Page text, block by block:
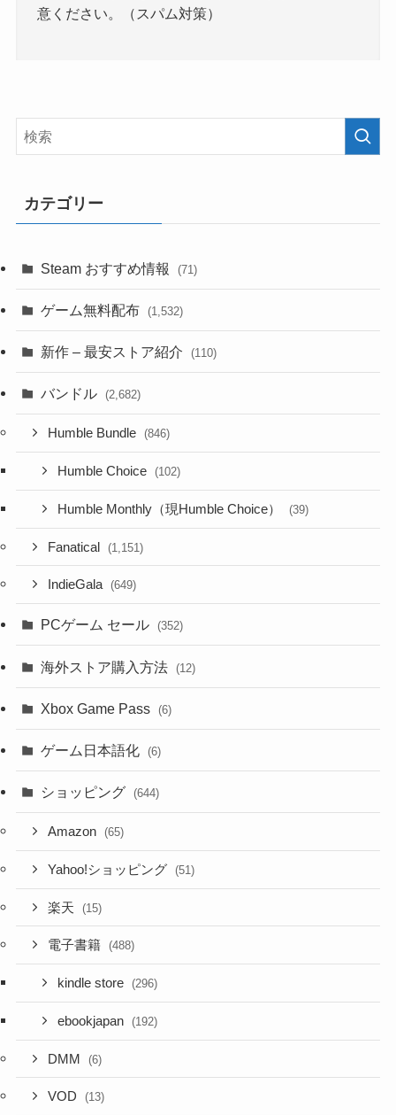
意ください。（スパム対策）
カテゴリー
Steam おすすめ情報 (71)
ゲーム無料配布 (1,532)
新作 – 最安ストア紹介 (110)
バンドル (2,682)
Humble Bundle (846)
Humble Choice (102)
Humble Monthly（現Humble Choice） (39)
Fanatical (1,151)
IndieGala (649)
PCゲーム セール (352)
海外ストア購入方法 (12)
Xbox Game Pass (6)
ゲーム日本語化 (6)
ショッピング (644)
Amazon (65)
Yahoo!ショッピング (51)
楽天 (15)
電子書籍 (488)
kindle store (296)
ebookjapan (192)
DMM (6)
VOD (13)